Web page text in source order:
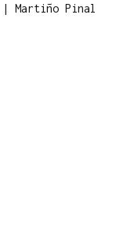
| Martiño Pinal